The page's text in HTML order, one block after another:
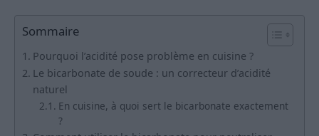
Sommaire
Pourquoi l’acidité pose problème en cuisine ?
Le bicarbonate de soude : un correcteur d’acidité
naturel
En cuisine, à quoi sert le bicarbonate exactement
?